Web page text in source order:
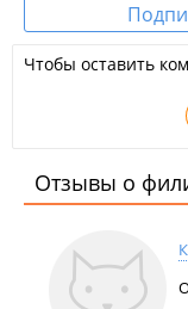
Чтобы оставить
Отзывы о